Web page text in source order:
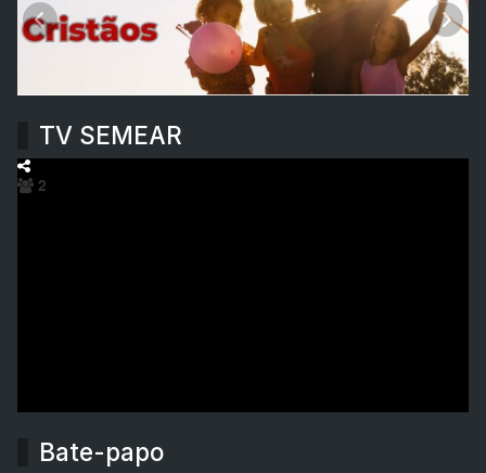
Anterior
TV SEMEAR
Bate-papo